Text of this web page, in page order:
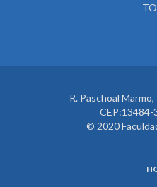
R. Paschoal
CEP:13484-
© 2020